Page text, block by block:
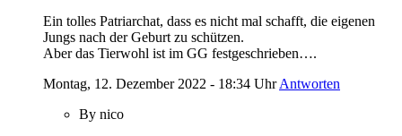
Ein tolles Patriarchat, dass es nicht mal schafft, die eigenen
Jungs nach der Geburt zu schützen.
Aber das Tierwohl ist im GG festgeschrieben….
Montag, 12. Dezember 2022 - 18:34 Uhr Antworten
By nico